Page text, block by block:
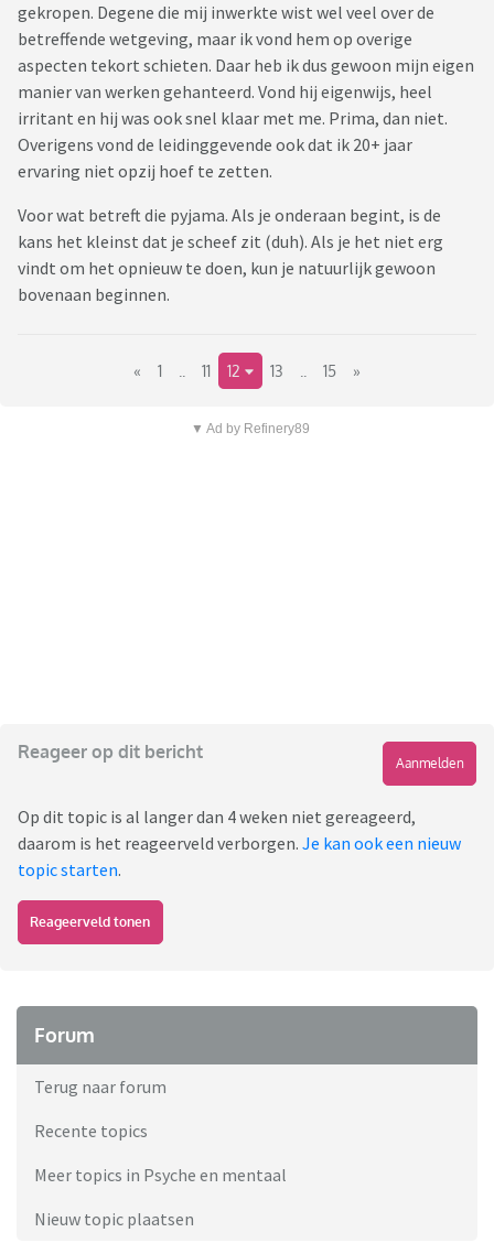
gekropen. Degene die mij inwerkte wist wel veel over de
betreffende wetgeving, maar ik vond hem op overige
aspecten tekort schieten. Daar heb ik dus gewoon mijn eigen
manier van werken gehanteerd. Vond hij eigenwijs, heel
irritant en hij was ook snel klaar met me. Prima, dan niet.
Overigens vond de leidinggevende ook dat ik 20+ jaar
ervaring niet opzij hoef te zetten.
Voor wat betreft die pyjama. Als je onderaan begint, is de
kans het kleinst dat je scheef zit (duh). Als je het niet erg
vindt om het opnieuw te doen, kun je natuurlijk gewoon
bovenaan beginnen.
« 1 11 12 13 15 »
▼ Ad by Refinery89
Reageer op dit bericht
Aanmelden
Op dit topic is al langer dan 4 weken niet gereageerd,
daarom is het reageerveld verborgen. Je kan ook een nieuw
topic starten.
Reageerveld tonen
Forum
Terug naar forum
Recente topics
Meer topics in Psyche en mentaal
Nieuw topic plaatsen